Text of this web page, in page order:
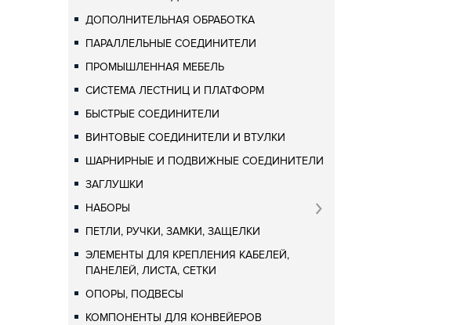
ДОПОЛНИТЕЛЬНАЯ ОБРАБОТКА
ПАРАЛЛЕЛЬНЫЕ СОЕДИНИТЕЛИ
ПРОМЫШЛЕННАЯ МЕБЕЛЬ
СИСТЕМА ЛЕСТНИЦ И ПЛАТФОРМ
БЫСТРЫЕ СОЕДИНИТЕЛИ
ВИНТОВЫЕ СОЕДИНИТЕЛИ И ВТУЛКИ
ШАРНИРНЫЕ И ПОДВИЖНЫЕ СОЕДИНИТЕЛИ
ЗАГЛУШКИ
НАБОРЫ
ПЕТЛИ, РУЧКИ, ЗАМКИ, ЗАЩЕЛКИ
ЭЛЕМЕНТЫ ДЛЯ КРЕПЛЕНИЯ КАБЕЛЕЙ,
ПАНЕЛЕЙ, ЛИСТА, СЕТКИ
ОПОРЫ, ПОДВЕСЫ
КОМПОНЕНТЫ ДЛЯ КОНВЕЙЕРОВ